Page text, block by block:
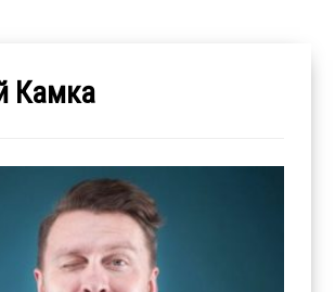
Камка